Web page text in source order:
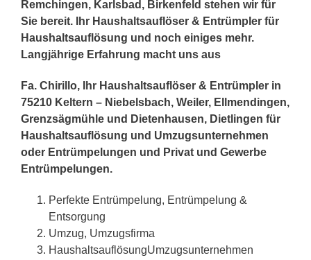
Remchingen, Karlsbad, Birkenfeld stehen wir für
Sie bereit. Ihr Haushaltsauflöser & Entrümpler für
Haushaltsauflösung und noch einiges mehr.
Langjährige Erfahrung macht uns aus
Fa. Chirillo, Ihr Haushaltsauflöser & Entrümpler in
75210 Keltern – Niebelsbach, Weiler, Ellmendingen,
Grenzsägmühle und Dietenhausen, Dietlingen für
Haushaltsauflösung und Umzugsunternehmen
oder Entrümpelungen und Privat und Gewerbe
Entrümpelungen.
Perfekte Entrümpelung, Entrümpelung &
Entsorgung
Umzug, Umzugsfirma
HaushaltsauflösungUmzugsunternehmen